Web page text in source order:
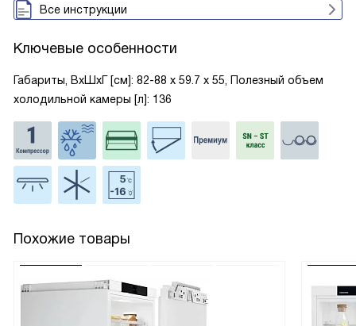
Все инструкции
Ключевые особенности
Габариты, ВxШxГ [см]: 82-88 х 59.7 х 55, Полезный объем
холодильной камеры [л]: 136
Похожие товары